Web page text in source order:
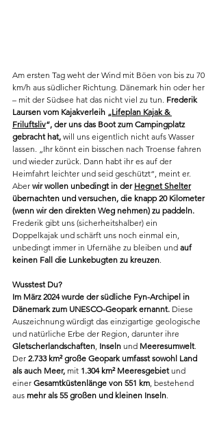
Am ersten Tag weht der Wind mit Böen von bis zu 70
km/h aus südlicher Richtung. Dänemark hin oder her
– mit der Südsee hat das nicht viel zu tun. Frederik
Laursen vom Kajakverleih „Lifeplan Kajak &
Friluftsliv“, der uns das Boot zum Campingplatz
gebracht hat, will uns eigentlich nicht aufs Wasser
lassen. „Ihr könnt ein bisschen nach Troense fahren
und wieder zurück. Dann habt ihr es auf der
Heimfahrt leichter und seid geschützt“, meint er.
Aber wir wollen unbedingt in der Hegnet Shelter
übernachten und versuchen, die knapp 20 Kilometer
(wenn wir den direkten Weg nehmen) zu paddeln.
Frederik gibt uns (sicherheitshalber) ein
Doppelkajak und schärft uns noch einmal ein,
unbedingt immer in Ufernähe zu bleiben und auf
keinen Fall die Lunkebugten zu kreuzen
Wusstest Du?
Im März 2024 wurde der südliche Fyn-Archipel in
Dänemark zum UNESCO-Geopark ernannt. Diese
Auszeichnung würdigt das einzigartige geologische
und natürliche Erbe der Region, darunter ihre
Gletscherlandschaften Inseln und Meeresumwelt.
Der 2.733 km² große Geopark umfasst sowohl Land
als auch Meer, mit 1.304 km² Meeresgebiet und
einer Gesamtküstenlänge von 551 km , bestehend
aus mehr als 55 großen und kleinen Inseln